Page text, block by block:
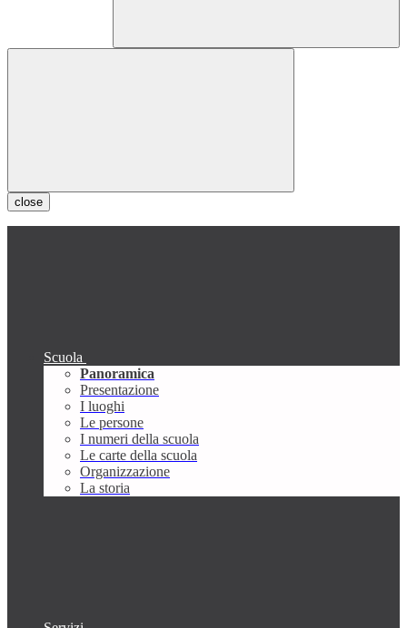
close
Scuola
Panoramica
Presentazione
I luoghi
Le persone
I numeri della scuola
Le carte della scuola
Organizzazione
La storia